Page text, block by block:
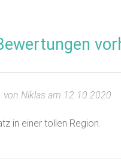
von Niklas am 12.10.2020
in einer tollen Region.